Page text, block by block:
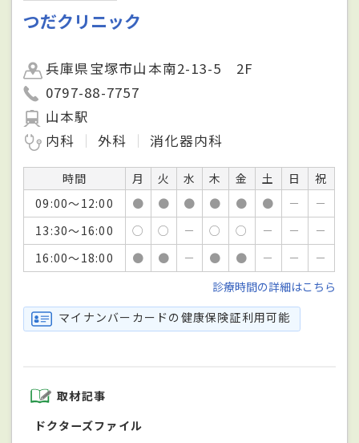
つだクリニック
兵庫県宝塚市山本南2-13-5 2F
0797-88-7757
山本駅
内科
外科 消化器内科
時間 月 火 水 木 金 土 日
祝
09:00～12:00
● ● ● ● ● ● －
－
13:30～16:00
○ ○ － ○ ○ － －
－
16:00～18:00
● ● － ● ● － －
－
診療時間の詳細はこちら
マイナンバーカードの健康保険証利用可能
取材記事
ドクターズファイル